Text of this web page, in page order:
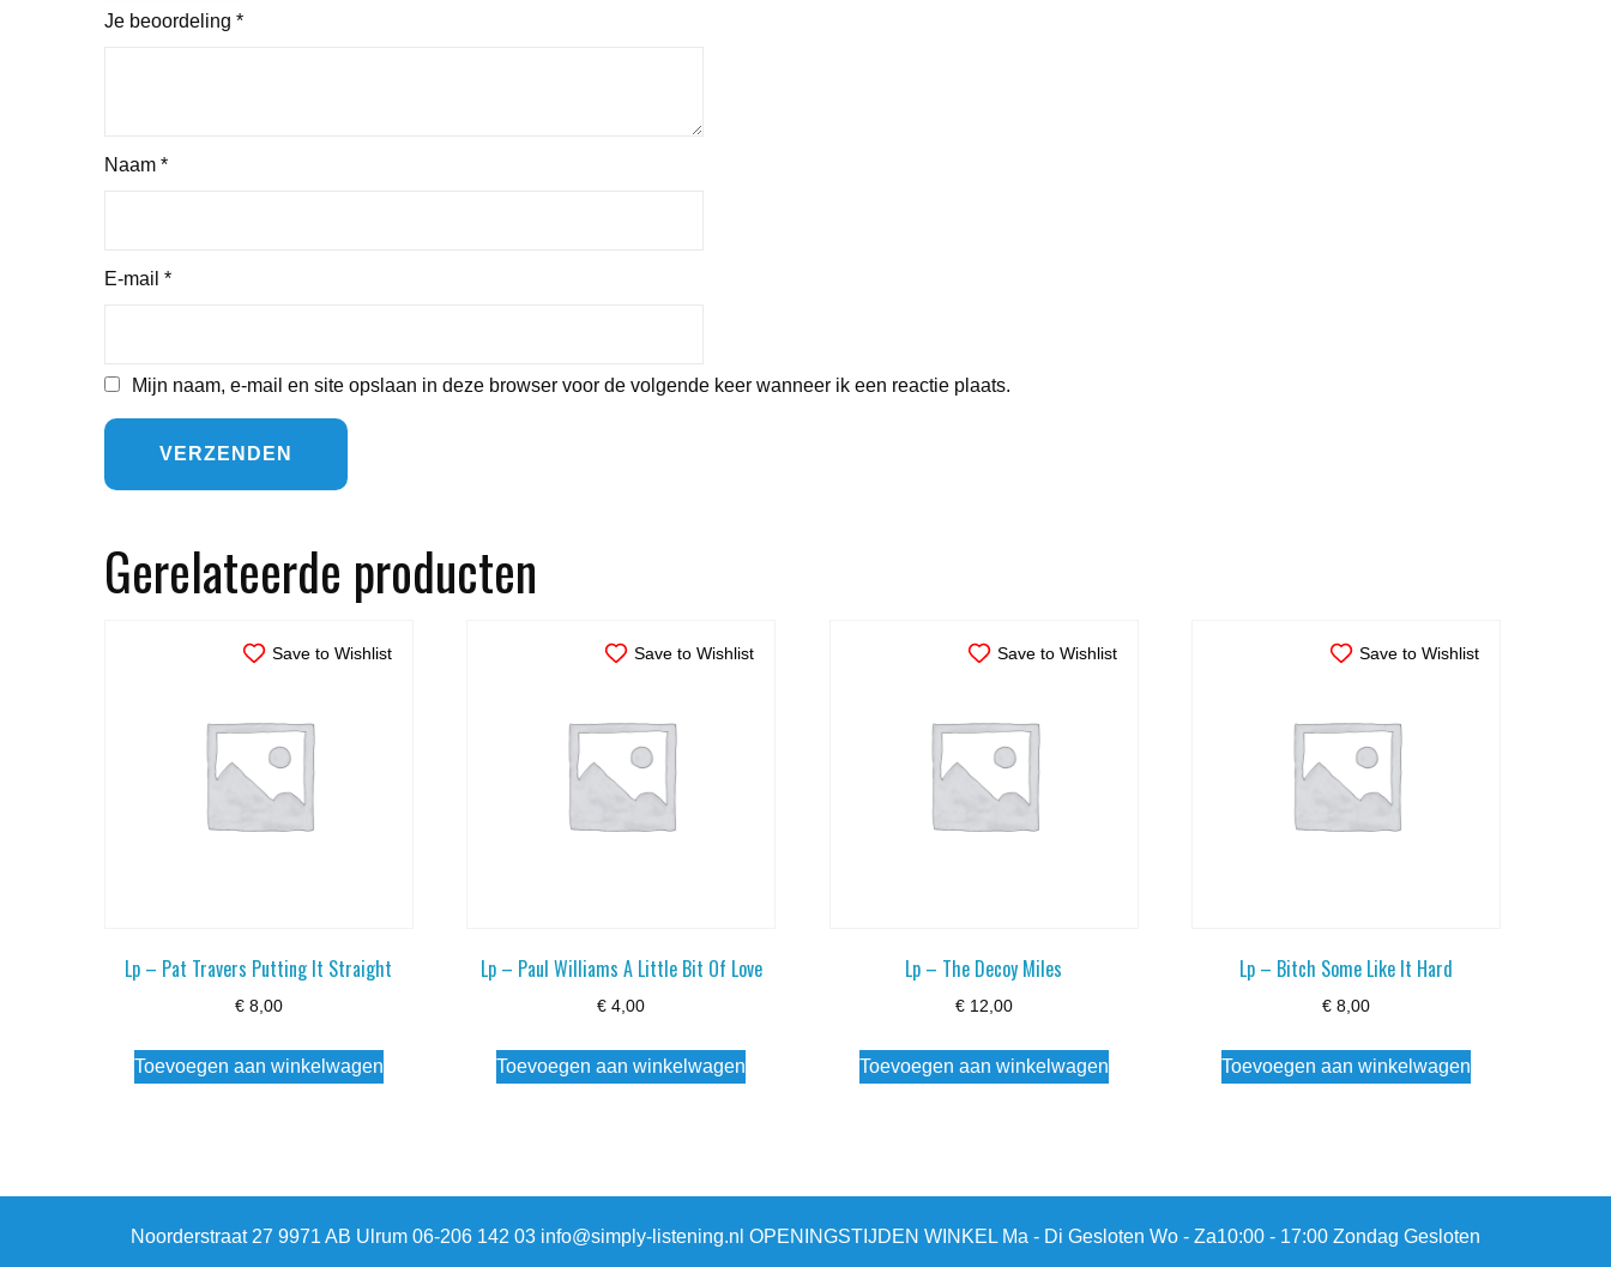
Je beoordeling *
Naam *
E-mail *
Mijn naam, e-mail en site opslaan in deze browser voor de volgende keer wanneer ik een reactie plaats.
Gerelateerde producten
Save to Wishlist
Lp – Pat Travers Putting It Straight
€8,00
Toevoegen aan winkelwagen
Save to Wishlist
Lp – Paul Williams A Little Bit Of Love
€ 4,00
Toevoegen aan winkelwagen
Save to Wishlist
Lp – The Decoy Miles
€12,00
Toevoegen aan winkelwagen
Save to Wishlist
Lp – Bitch Some Like It Hard
€ 8,00
Toevoegen aan winkelwagen
Noorderstraat 27 9971 AB Ulrum 06-206 142 03 info@simply-listening.nl OPENINGSTIJDEN WINKEL Ma - Di Gesloten Wo - Za10:00 - 17:00 Zondag Gesloten